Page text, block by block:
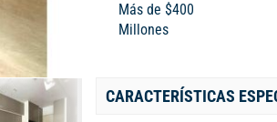
Más de $400
Millones
CARACTERÍSTICAS